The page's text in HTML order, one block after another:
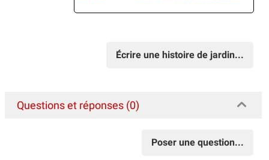
Écrire une histoire de jardin...
Questions et réponses (0)
Poser une question...